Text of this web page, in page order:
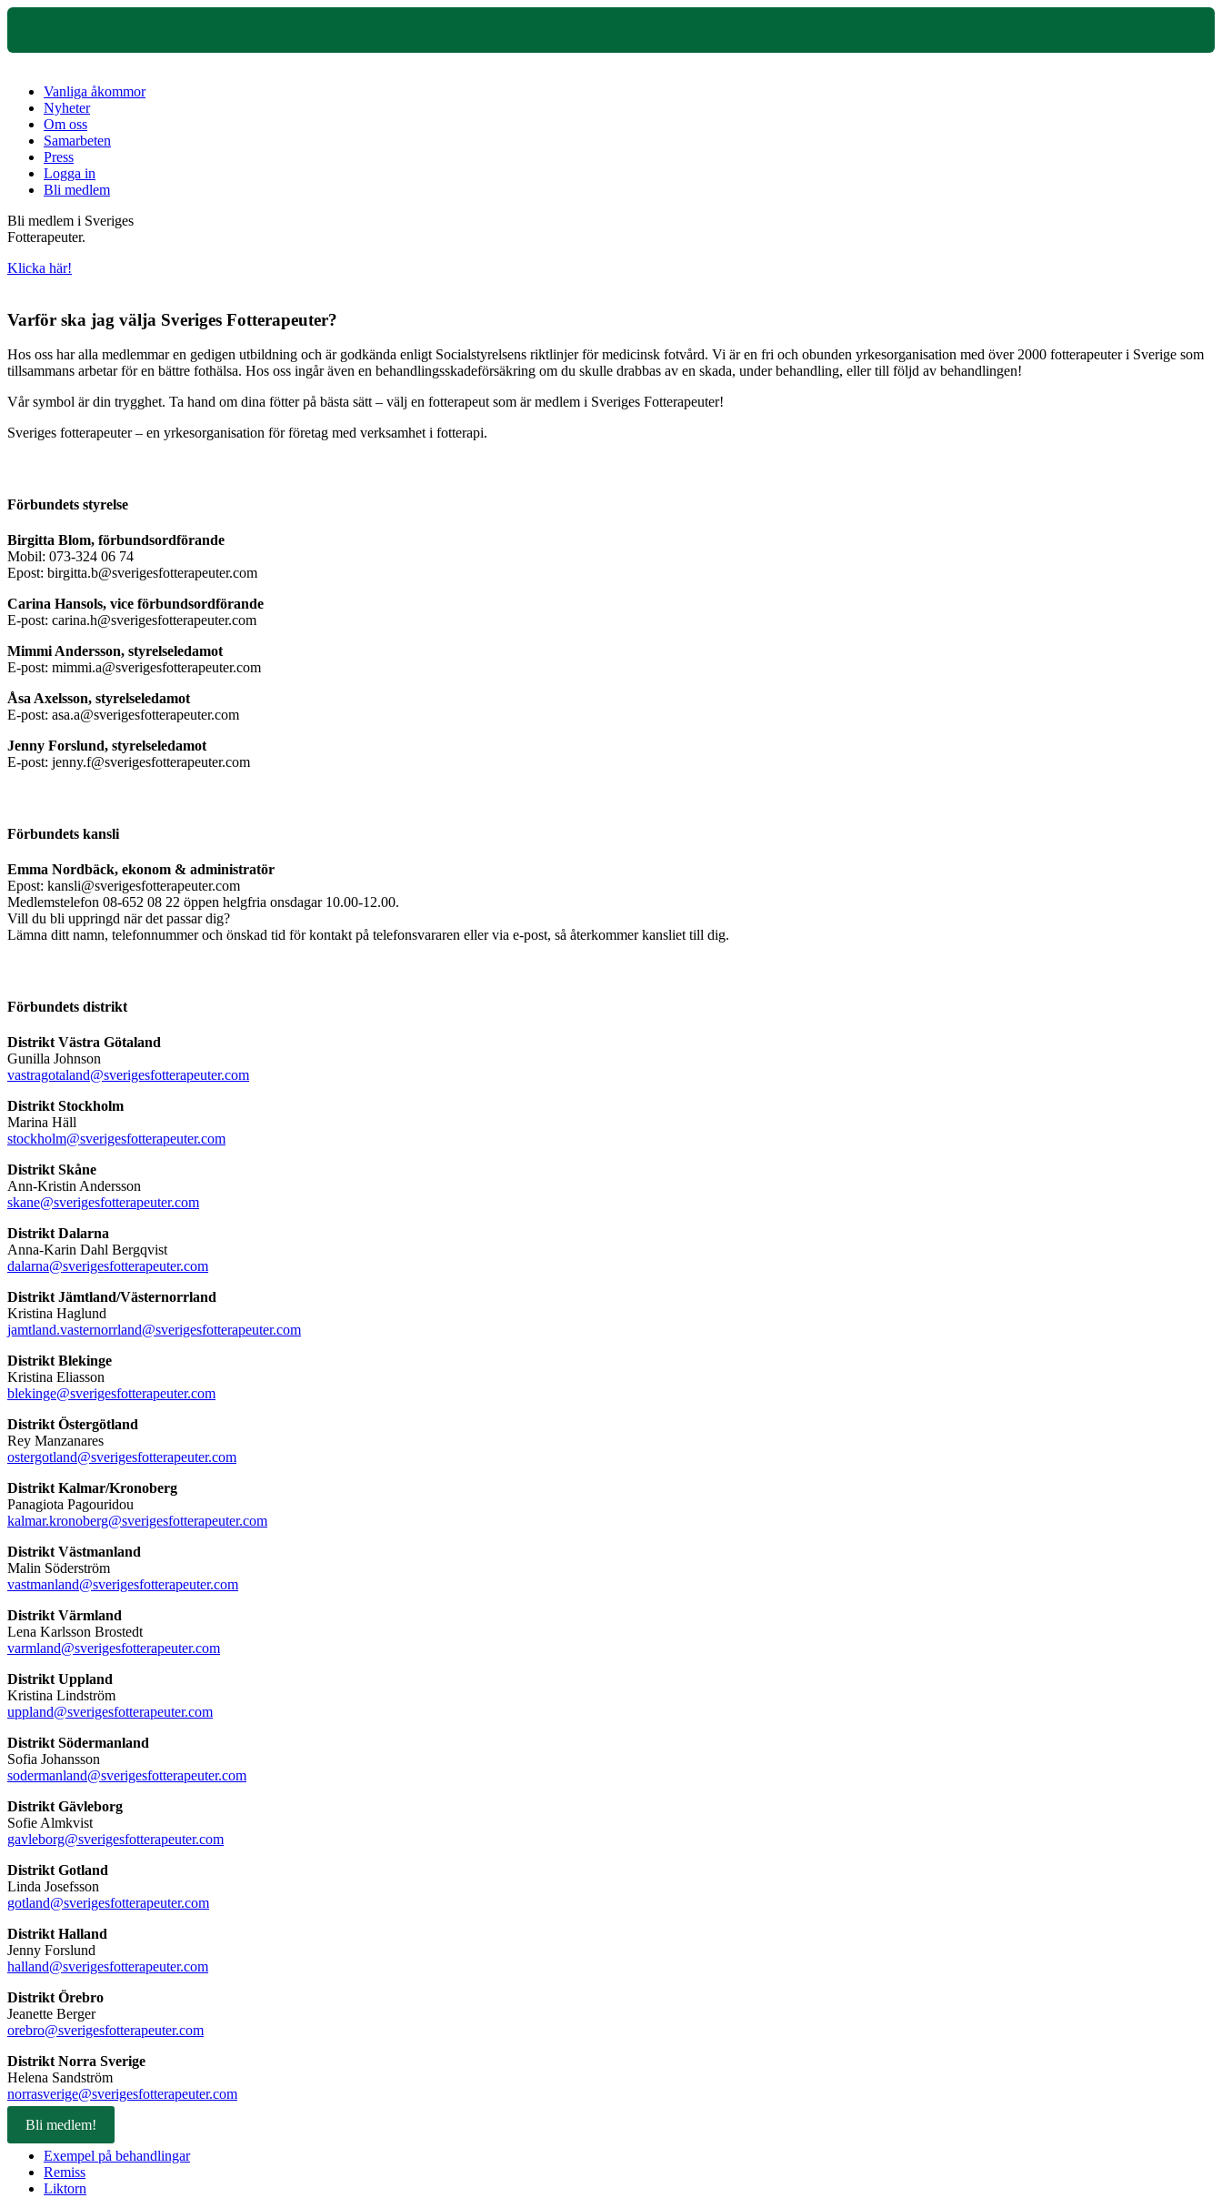
Vanliga åkommor
Nyheter
Om oss
Samarbeten
Press
Logga in
Bli medlem
Bli medlem i Sveriges
Fotterapeuter.
Klicka här!
Varför ska jag välja Sveriges Fotterapeuter?
Hos oss har alla medlemmar en gedigen utbildning och är godkända enligt Socialstyrelsens riktlinjer för medicinsk fotvård. Vi är en fri och obunden yrkesorganisation med över 2000 fotterapeuter i Sverige som
tillsammans arbetar för en bättre fothälsa. Hos oss ingår även en behandlingsskadeförsäkring om du skulle drabbas av en skada, under behandling, eller till följd av behandlingen!
Vår symbol är din trygghet. Ta hand om dina fötter på bästa sätt – välj en fotterapeut som är medlem i Sveriges Fotterapeuter!
Sveriges fotterapeuter – en yrkesorganisation för företag med verksamhet i fotterapi.
Förbundets styrelse
Birgitta Blom, förbundsordförande
Mobil: 073-324 06 74
Epost: birgitta.b@sverigesfotterapeuter.com
Carina Hansols, vice förbundsordförande
E-post: carina.h@sverigesfotterapeuter.com
Mimmi Andersson, styrelseledamot
E-post: mimmi.a@sverigesfotterapeuter.com
Åsa Axelsson, styrelseledamot
E-post: asa.a@sverigesfotterapeuter.com
Jenny Forslund, styrelseledamot
E-post: jenny.f@sverigesfotterapeuter.com
Förbundets kansli
Emma Nordbäck, ekonom & administratör
Epost: kansli@sverigesfotterapeuter.com
Medlemstelefon 08-652 08 22 öppen helgfria onsdagar 10.00-12.00.
Vill du bli uppringd när det passar dig?
Lämna ditt namn, telefonnummer och önskad tid för kontakt på telefonsvararen eller via e-post, så återkommer kansliet till dig.
Förbundets distrikt
Distrikt Västra Götaland
Gunilla Johnson
vastragotaland@sverigesfotterapeuter.com
Distrikt Stockholm
Marina Häll
stockholm@sverigesfotterapeuter.com
Distrikt Skåne
Ann-Kristin Andersson
skane@sverigesfotterapeuter.com
Distrikt Dalarna
Anna-Karin Dahl Bergqvist
dalarna@sverigesfotterapeuter.com
Distrikt Jämtland/Västernorrland
Kristina Haglund
jamtland.vasternorrland@sverigesfotterapeuter.com
Distrikt Blekinge
Kristina Eliasson
blekinge@sverigesfotterapeuter.com
Distrikt Östergötland
Rey Manzanares
ostergotland@sverigesfotterapeuter.com
Distrikt Kalmar/Kronoberg
Panagiota Pagouridou
kalmar.kronoberg@sverigesfotterapeuter.com
Distrikt Västmanland
Malin Söderström
vastmanland@sverigesfotterapeuter.com
Distrikt Värmland
Lena Karlsson Brostedt
varmland@sverigesfotterapeuter.com
Distrikt Uppland
Kristina Lindström
uppland@sverigesfotterapeuter.com
Distrikt Södermanland
Sofia Johansson
sodermanland@sverigesfotterapeuter.com
Distrikt Gävleborg
Sofie Almkvist
gavleborg@sverigesfotterapeuter.com
Distrikt Gotland
Linda Josefsson
gotland@sverigesfotterapeuter.com
Distrikt Halland
Jenny Forslund
halland@sverigesfotterapeuter.com
Distrikt Örebro
Jeanette Berger
orebro@sverigesfotterapeuter.com
Distrikt Norra Sverige
Helena Sandström
norrasverige@sverigesfotterapeuter.com
Bli medlem!
Exempel på behandlingar
Remiss
Liktorn